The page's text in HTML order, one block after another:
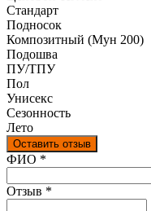
Стандарт
Подносок
Композитный (Мун 200)
Подошва
ПУ/ТПУ
Пол
Унисекс
Сезонность
Лето
Оставить отзыв
Ваш отзыв был отправлен!
ФИО *
Отзыв *